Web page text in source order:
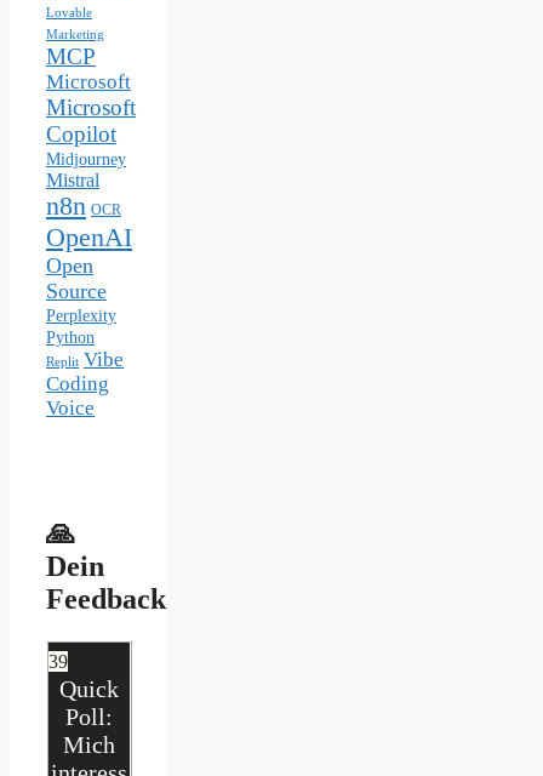
Lovable
Marketing
MCP
Microsoft
Microsoft
Copilot
Midjourney
Mistral
n8n OCR
OpenAI
Open
Source
Perplexity
Python
Replit Vibe
Coding
Voice
🙏
Dein
Feedback
39
Quick
Poll:
Mich